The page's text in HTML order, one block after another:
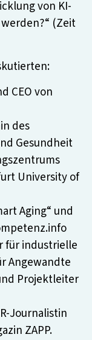
von KI-
(Zeit
CEO von
des
Gesundheit
University of
Aging“ und
für industrielle
Angewandte
Projektleiter
Journalistin
ZAPP.